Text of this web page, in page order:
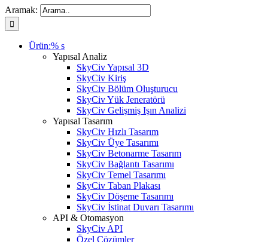
Aramak:
Ürün:% s
Yapısal Analiz
SkyCiv Yapısal 3D
SkyCiv Kiriş
SkyCiv Bölüm Oluşturucu
SkyCiv Yük Jeneratörü
SkyCiv Gelişmiş Işın Analizi
Yapısal Tasarım
SkyCiv Hızlı Tasarım
SkyCiv Üye Tasarımı
SkyCiv Betonarme Tasarım
SkyCiv Bağlantı Tasarımı
SkyCiv Temel Tasarımı
SkyCiv Taban Plakası
SkyCiv Döşeme Tasarımı
SkyCiv İstinat Duvarı Tasarımı
API & Otomasyon
SkyCiv API
Özel Çözümler